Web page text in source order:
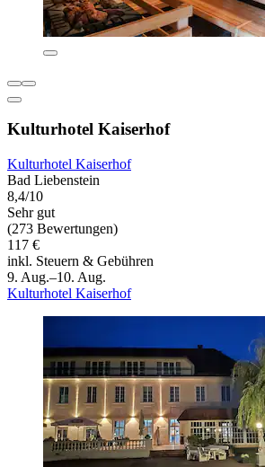
Kulturhotel Kaiserhof
Kulturhotel Kaiserhof
Bad Liebenstein
8,4/10
Sehr gut
(273 Bewertungen)
117 €
inkl. Steuern & Gebühren
9. Aug.–10. Aug.
Kulturhotel Kaiserhof